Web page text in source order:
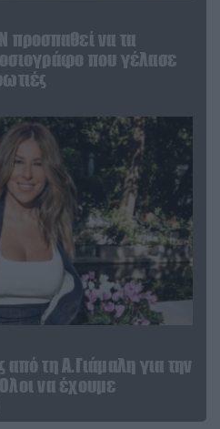
προσπαθεί να τα
που γέλασε
από τη Α.Γιάμαλη για την
να έχουμε